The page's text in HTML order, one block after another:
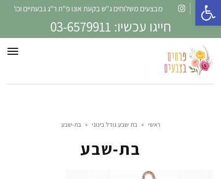
פתח סרגל נגישות
Facebook
מבצעים משלוחים ג"ש בקעת אונו פ"ת ר"ג גבעתיים וכו'
חייגו עכשיו: 03-6579911
ראשי » בת שבע גודל בינוני » בת-שבע
בת-שבע